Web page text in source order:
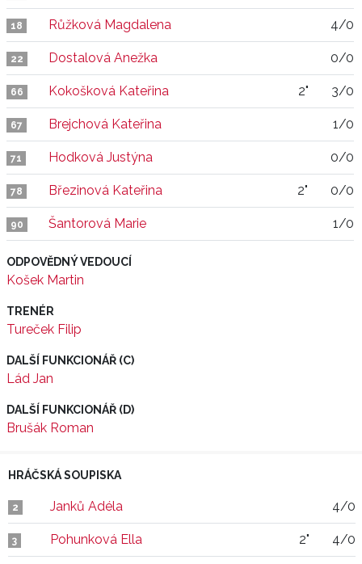
18 Růžková Magdalena 4/0
22 Dostalová Anežka 0/0
66 Kokošková Kateřina 2" 3/0
67 Brejchová Kateřina 1/0
71 Hodková Justýna 0/0
78 Březinová Kateřina 2" 0/0
90 Šantorová Marie 1/0
ODPOVĚDNÝ VEDOUCÍ
Košek Martin
TRENÉR
Tureček Filip
DALŠÍ FUNKCIONÁŘ (C)
Lád Jan
DALŠÍ FUNKCIONÁŘ (D)
Brušák Roman
HRÁČSKÁ SOUPISKA
2 Janků Adéla 4/0
3 Pohunková Ella 2" 4/0